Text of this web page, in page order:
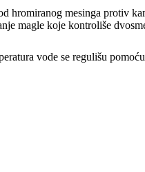
hromiranog mesinga protiv
magle koje kontroliše
vode se regulišu